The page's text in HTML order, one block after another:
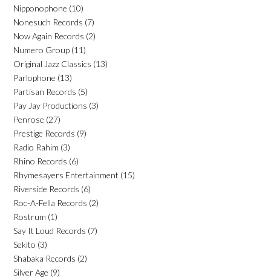
Nipponophone (10)
Nonesuch Records (7)
Now Again Records (2)
Numero Group (11)
Original Jazz Classics (13)
Parlophone (13)
Partisan Records (5)
Pay Jay Productions (3)
Penrose (27)
Prestige Records (9)
Radio Rahim (3)
Rhino Records (6)
Rhymesayers Entertainment (15)
Riverside Records (6)
Roc-A-Fella Records (2)
Rostrum (1)
Say It Loud Records (7)
Sekito (3)
Shabaka Records (2)
Silver Age (9)